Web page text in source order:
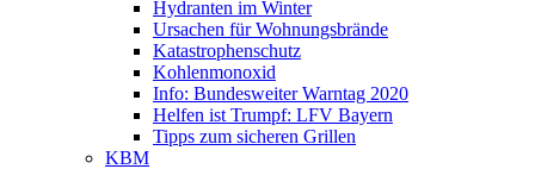
Hydranten im Winter
Ursachen für Wohnungsbrände
Katastrophenschutz
Kohlenmonoxid
Info: Bundesweiter Warntag 2020
Helfen ist Trumpf: LFV Bayern
Tipps zum sicheren Grillen
KBM